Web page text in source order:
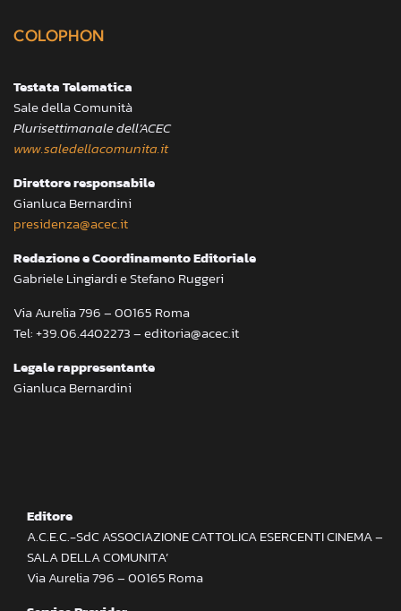
COLOPHON
Testata Telematica
Sale della Comunità
Plurisettimanale dell’ACEC
www.saledellacomunita.it
Direttore responsabile
Gianluca Bernardini
presidenza@acec.it
Redazione e Coordinamento Editoriale
Gabriele Lingiardi e Stefano Ruggeri
Via Aurelia 796 – 00165 Roma
Tel: +39.06.4402273 – editoria@acec.it
Legale rappresentante
Gianluca Bernardini
Editore
A.C.E.C.-SdC ASSOCIAZIONE CATTOLICA ESERCENTI CINEMA –
SALA DELLA COMUNITA’
Via Aurelia 796 – 00165 Roma